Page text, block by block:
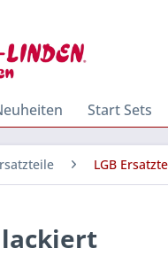
Start Sets
LGB
lackiert